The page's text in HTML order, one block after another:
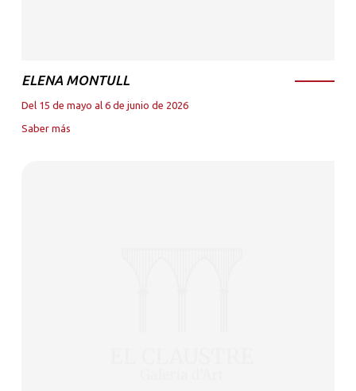
ELENA MONTULL
Del 15 de mayo al 6 de junio de 2026
Saber más